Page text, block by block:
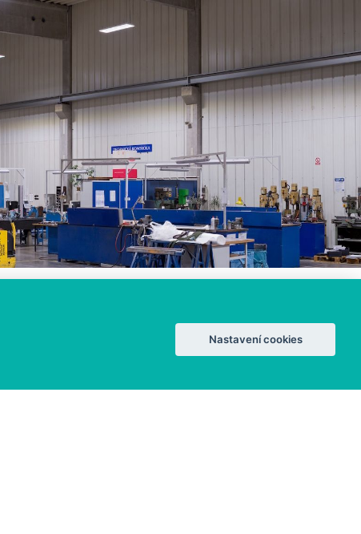
OSVĚTLENÍ
Renovace
Nastavení cookies